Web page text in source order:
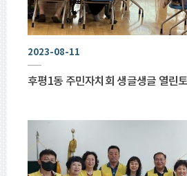
2023-08-11
후평1동 주민자치회 생글생글 열린